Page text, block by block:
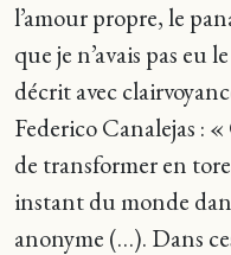
l’amour propre, le
que je n’avais pas eu
décrit avec
Federico Canalejas :
de transformer en
instant du monde
anonyme (…). Dans